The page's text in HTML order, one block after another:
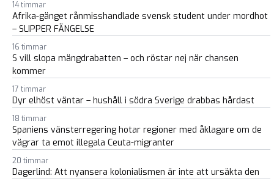
14 timmar
Afrika-gänget rånmisshandlade svensk student under mordhot
– SLIPPER FÄNGELSE
16 timmar
S vill slopa mängdrabatten – och röstar nej när chansen
kommer
17 timmar
Dyr elhöst väntar – hushåll i södra Sverige drabbas hårdast
18 timmar
Spaniens vänsterregering hotar regioner med åklagare om de
vägrar ta emot illegala Ceuta-migranter
20 timmar
Dagerlind: Att nyansera kolonialismen är inte att ursäkta den